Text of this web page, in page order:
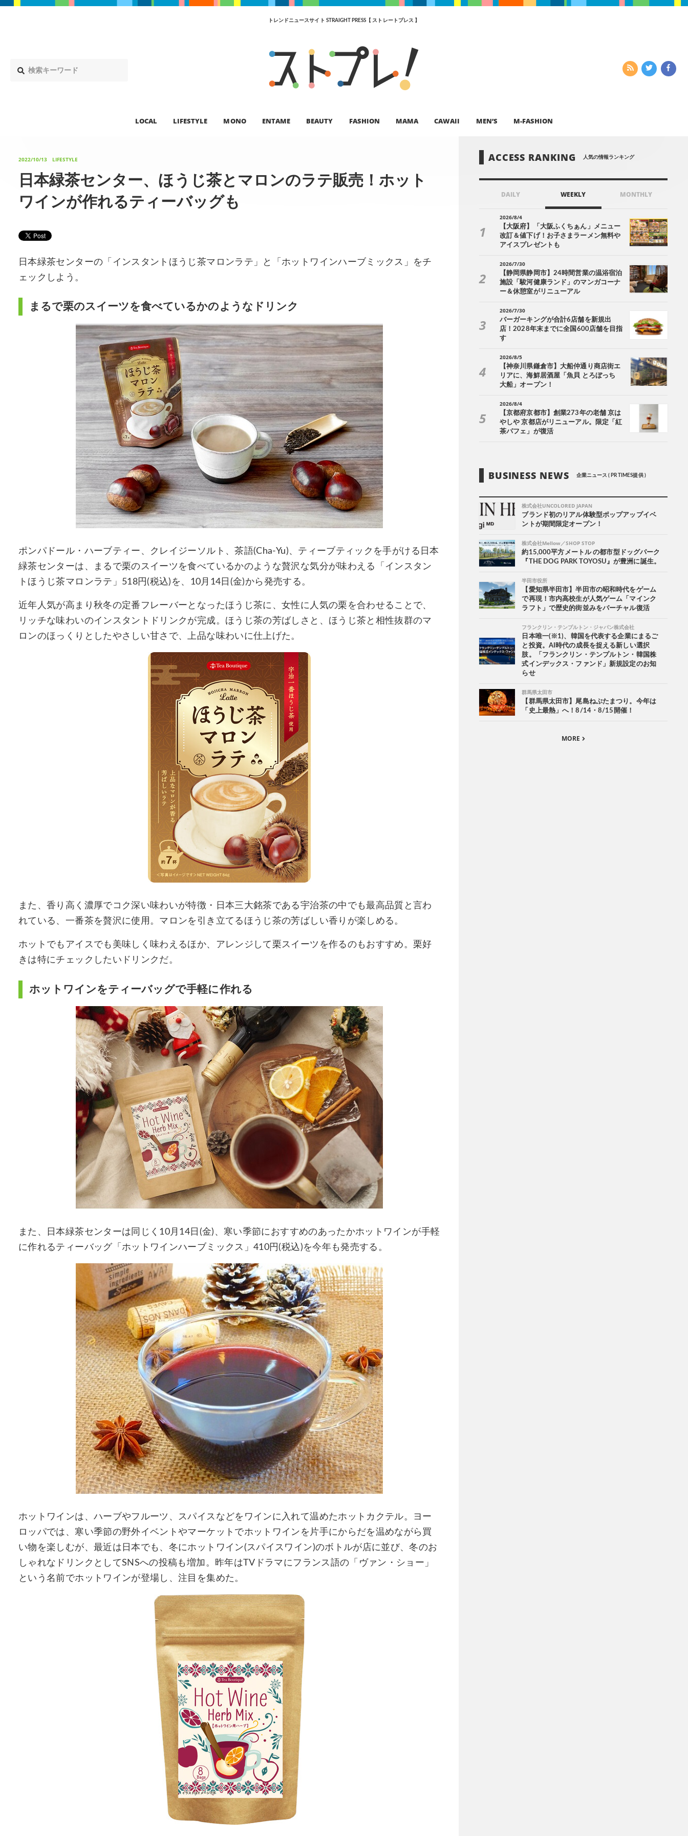
トレンドニュースサイト STRAIGHT PRESS【 ストレートプレス 】
LOCAL LIFESTYLE MONO ENTAME BEAUTY FASHION MAMA CAWAII MEN’S M-FASHION
2022/10/13 LIFESTYLE
日本緑茶センター、ほうじ茶とマロンのラテ販売！ホット
ワインが作れるティーバッグも
日本緑茶センターの「インスタントほうじ茶マロンラテ」と「ホットワインハーブミックス」をチ
ェックしよう。
まるで栗のスイーツを食べているかのようなドリンク
ポンパドール・ハーブティー、クレイジーソルト、茶語(Cha-Yu)、ティーブティックを手がける日本
緑茶センターは、まるで栗のスイーツを食べているかのような贅沢な気分が味わえる「インスタン
トほうじ茶マロンラテ」518円(税込)を、10月14日(金)から発売する。
近年人気が高まり秋冬の定番フレーバーとなったほうじ茶に、女性に人気の栗を合わせることで、
リッチな味わいのインスタントドリンクが完成。ほうじ茶の芳ばしさと、ほうじ茶と相性抜群のマ
ロンのほっくりとしたやさしい甘さで、上品な味わいに仕上げた。
また、香り高く濃厚でコク深い味わいが特徴・日本三大銘茶である宇治茶の中でも最高品質と言わ
れている、一番茶を贅沢に使用。マロンを引き立てるほうじ茶の芳ばしい香りが楽しめる。
ホットでもアイスでも美味しく味わえるほか、アレンジして栗スイーツを作るのもおすすめ。栗好
きは特にチェックしたいドリンクだ。
ホットワインをティーバッグで手軽に作れる
また、日本緑茶センターは同じく10月14日(金)、寒い季節におすすめのあったかホットワインが手軽
に作れるティーバッグ「ホットワインハーブミックス」410円(税込)を今年も発売する。
ホットワインは、ハーブやフルーツ、スパイスなどをワインに入れて温めたホットカクテル。ヨー
ロッパでは、寒い季節の野外イベントやマーケットでホットワインを片手にからだを温めながら買
い物を楽しむが、最近は日本でも、冬にホットワイン(スパイスワイン)のボトルが店に並び、冬のお
しゃれなドリンクとしてSNSへの投稿も増加。昨年はTVドラマにフランス語の「ヴァン・ショー」
という名前でホットワインが登場し、注目を集めた。
ACCESS RANKING 人気の情報ランキング
DAILY WEEKLY MONTHLY
2026/8/4
【大阪府】「大阪ふくちぁん」メニュー
改訂＆値下げ！お子さまラーメン無料や
アイスプレゼントも
2026/7/30
【静岡県静岡市】24時間営業の温浴宿泊
施設「駿河健康ランド」のマンガコーナ
ー＆休憩室がリニューアル
2026/7/30
バーガーキングが合計6店舗を新規出
店！2028年末までに全国600店舗を目指
す
2026/8/5
【神奈川県鎌倉市】大船仲通り商店街エ
リアに、海鮮居酒屋「魚貝 とろぼっち
大船」オープン！
2026/8/4
【京都府京都市】創業273年の老舗 京は
やしや 京都店がリニューアル。限定「紅
茶パフェ」が復活
BUSINESS NEWS 企業ニュース ( PR TIMES提供 )
株式会社UNCOLORED JAPAN
ブランド初のリアル体験型ポップアップイベ
ントが期間限定オープン！
株式会社Mellow／SHOP STOP
約15,000平方メートル の都市型ドッグパーク
『THE DOG PARK TOYOSU』が豊洲に誕生。
半田市役所
【愛知県半田市】半田市の昭和時代をゲーム
で再現！市内高校生が人気ゲーム「マインク
ラフト」で歴史的街並みをバーチャル復活
フランクリン・テンプルトン・ジャパン株式会社
日本唯一(※1)、韓国を代表する企業にまるご
と投資。AI時代の成長を捉える新しい選択
肢。「フランクリン・テンプルトン・韓国株
式インデックス・ファンド」新規設定のお知
らせ
群馬県太田市
【群馬県太田市】尾島ねぷたまつり。今年は
「史上最熱」へ！8/14・8/15開催！
MORE